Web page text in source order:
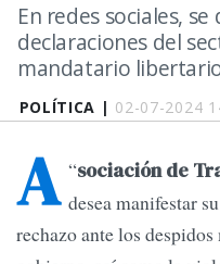
POLÍTICA | 02-07-2024
En redes sociales,
declaraciones del
mandatario
“
A
sociación de
desea manifestar
rechazo ante los